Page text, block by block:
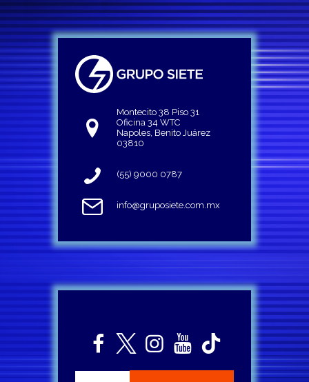
Montecito 38 Piso 31
Oficina 34 WTC
Napoles, Benito Juárez
03810
(55) 9000 0787
info@gruposiete.com.mx